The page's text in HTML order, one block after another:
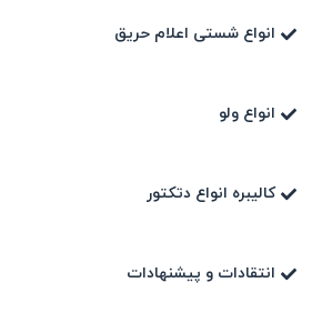
انواع شستی اعلام حریق
انواع ولو
کالیبره انواع دتکتور
انتقادات و پیشنهادات